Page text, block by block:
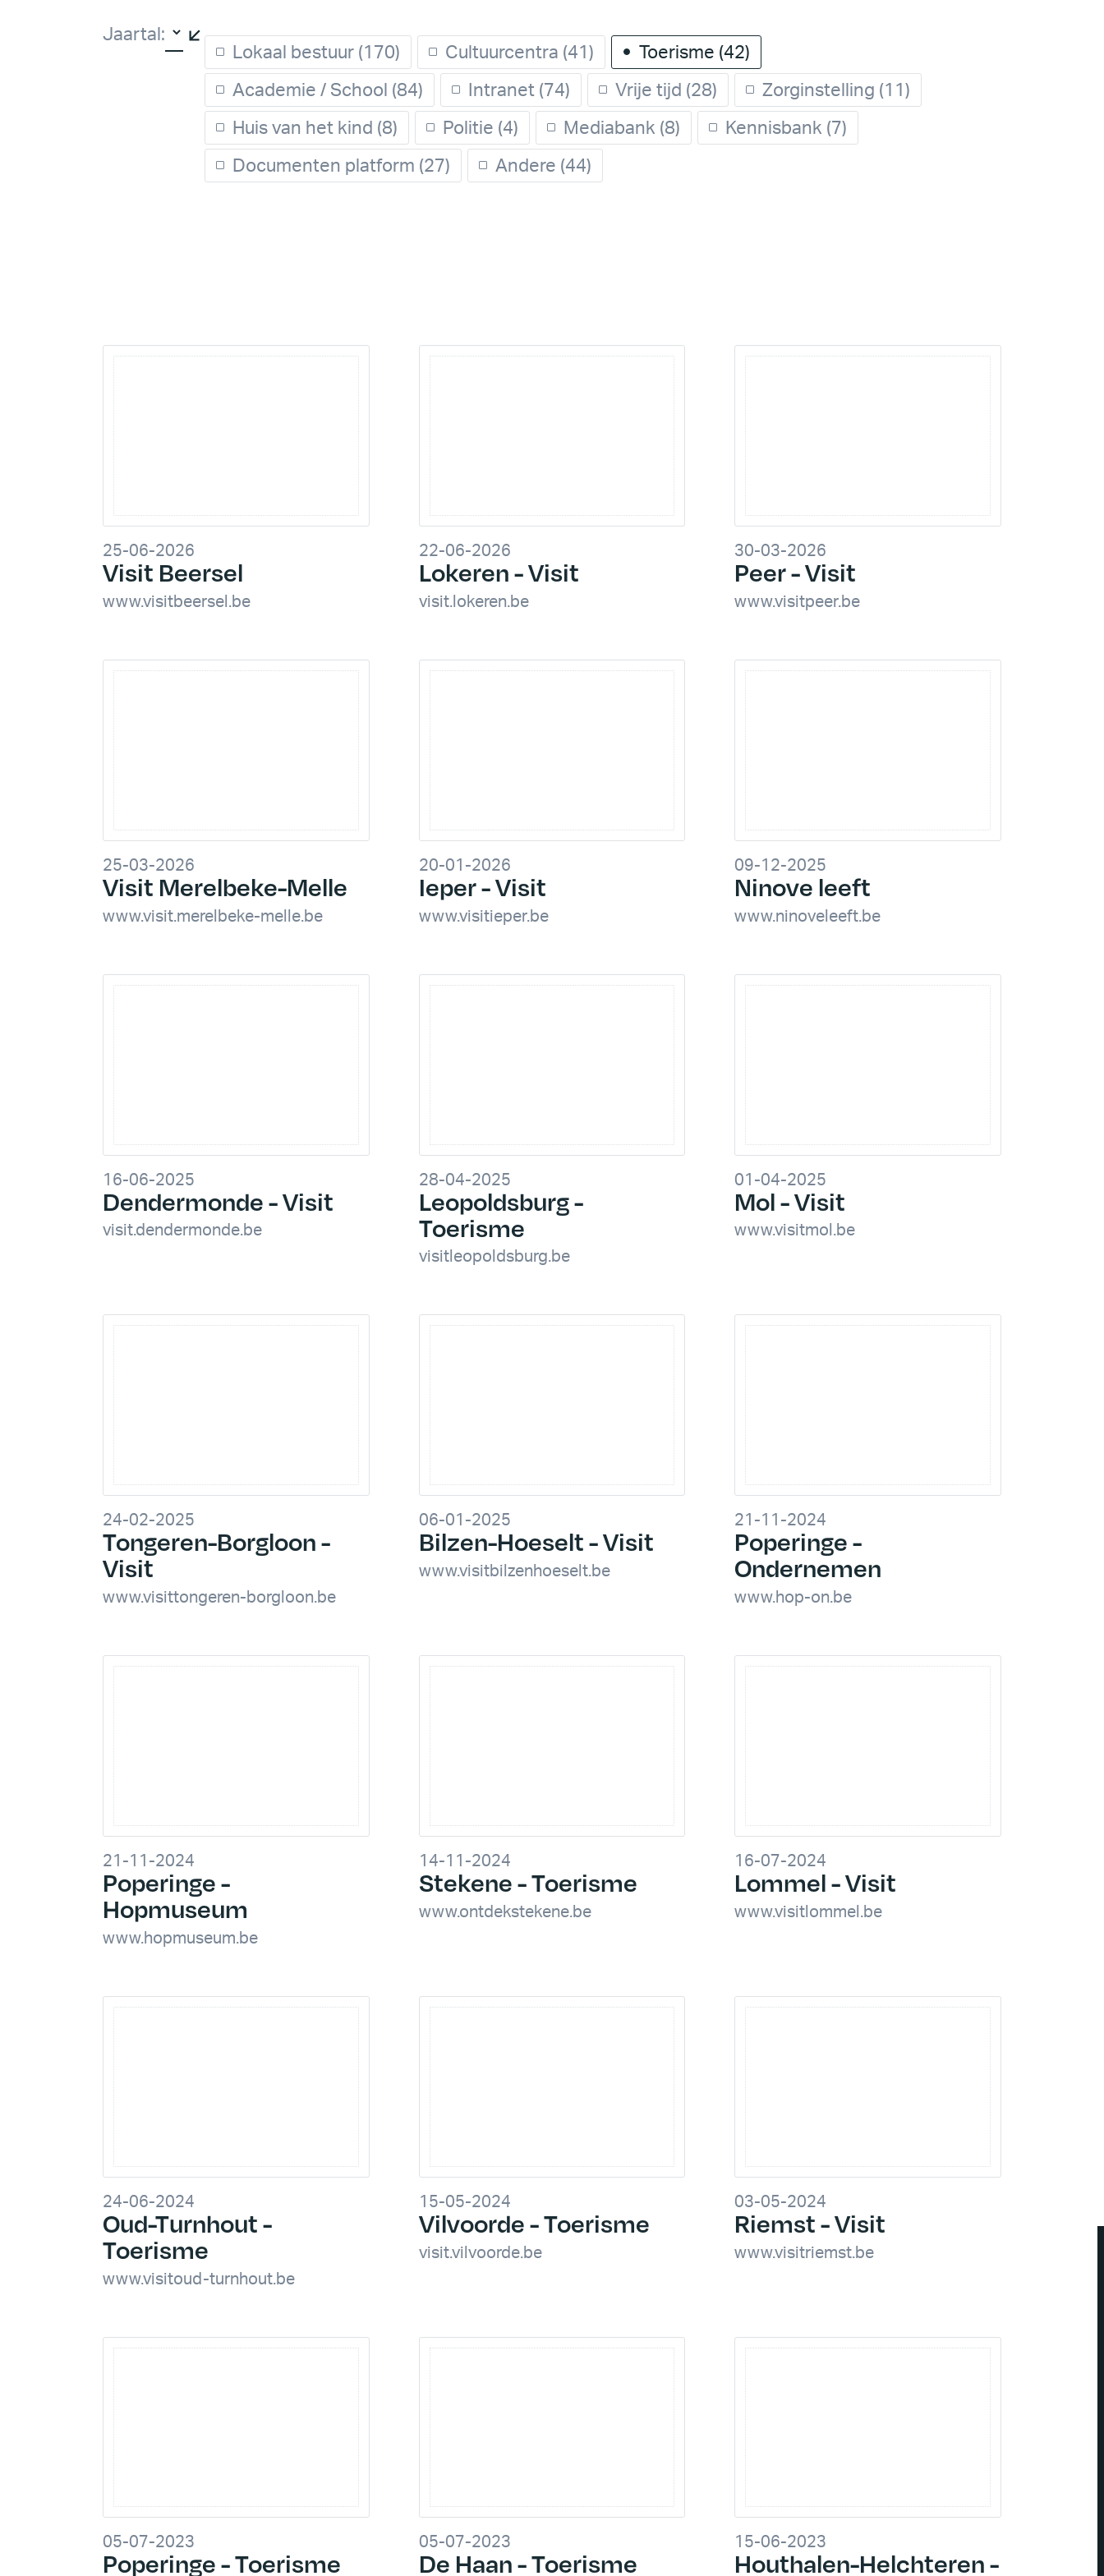
Filters
Jaartal:
Lokaal bestuur (170) Cultuurcentra (41) Toerisme (42)
Academie / School (84) Intranet (74) Vrije tijd (28) Zorginstelling (11)
Huis van het kind (8) Politie (4) Mediabank (8) Kennisbank (7)
Documenten platform (27) Andere (44)
25-06-2026
Visit Beersel
www.visitbeersel.be
22-06-2026
Lokeren - Visit
visit.lokeren.be
30-03-2026
Peer - Visit
www.visitpeer.be
25-03-2026
Visit Merelbeke-Melle
www.visit.merelbeke-melle.be
20-01-2026
Ieper - Visit
www.visitieper.be
09-12-2025
Ninove leeft
www.ninoveleeft.be
16-06-2025
Dendermonde - Visit
visit.dendermonde.be
28-04-2025
Leopoldsburg -
Toerisme
visitleopoldsburg.be
01-04-2025
Mol - Visit
www.visitmol.be
24-02-2025
Tongeren-Borgloon -
Visit
www.visittongeren-borgloon.be
06-01-2025
Bilzen-Hoeselt - Visit
www.visitbilzenhoeselt.be
21-11-2024
Poperinge -
Ondernemen
www.hop-on.be
21-11-2024
Poperinge -
Hopmuseum
www.hopmuseum.be
14-11-2024
Stekene - Toerisme
www.ontdekstekene.be
16-07-2024
Lommel - Visit
www.visitlommel.be
24-06-2024
Oud-Turnhout -
Toerisme
www.visitoud-turnhout.be
15-05-2024
Vilvoorde - Toerisme
visit.vilvoorde.be
03-05-2024
Riemst - Visit
www.visitriemst.be
05-07-2023
Poperinge - Toerisme
05-07-2023
De Haan - Toerisme
15-06-2023
Houthalen-Helchteren -